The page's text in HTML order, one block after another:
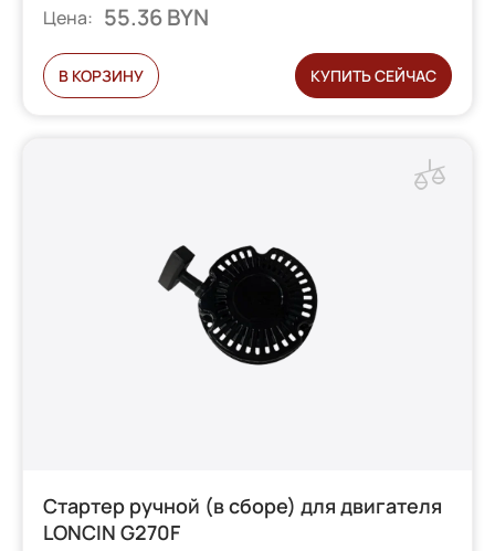
Цена: 55.36 BYN
В КОРЗИНУ КУПИТЬ СЕЙЧАС
Стартер ручной (в сборе) для двигателя
LONCIN G270F